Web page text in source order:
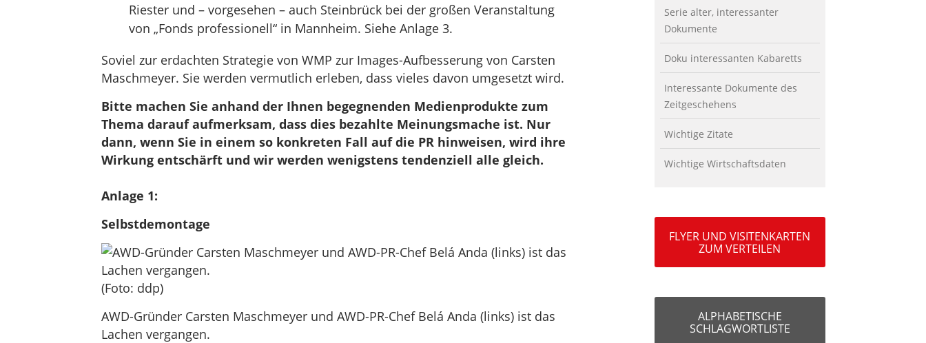
Riester und – vorgesehen – auch Steinbrück bei der großen Veranstaltung
von „Fonds professionell“ in Mannheim. Siehe Anlage 3.
Soviel zur erdachten Strategie von WMP zur Images-Aufbesserung von Carsten
Maschmeyer. Sie werden vermutlich erleben, dass vieles davon umgesetzt wird.
Bitte machen Sie anhand der Ihnen begegnenden Medienprodukte zum
Thema darauf aufmerksam, dass dies bezahlte Meinungsmache ist. Nur
dann, wenn Sie in einem so konkreten Fall auf die PR hinweisen, wird ihre
Wirkung entschärft und wir werden wenigstens tendenziell alle gleich.
Anlage 1:
Selbstdemontage
(Foto: ddp)
AWD-Gründer Carsten Maschmeyer und AWD-PR-Chef Belá Anda (links) ist das
Lachen vergangen.
Serie alter, interessanter
Dokumente
Doku interessanten Kabaretts
Interessante Dokumente des
Zeitgeschehens
Wichtige Zitate
Wichtige Wirtschaftsdaten
FLYER UND VISITENKARTEN
ZUM VERTEILEN
ALPHABETISCHE
SCHLAGWORTLISTE